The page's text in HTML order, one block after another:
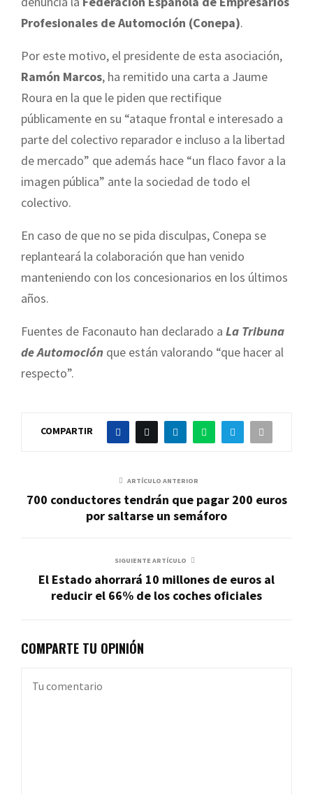
Profesionales de Automoción (Conepa).
Por este motivo, el presidente de esta asociación,
Ramón Marcos, ha remitido una carta a Jaume
Roura en la que le piden que rectifique
públicamente en su “ataque frontal e interesado a
parte del colectivo reparador e incluso a la libertad
de mercado” que además hace “un flaco favor a la
imagen pública” ante la sociedad de todo el
colectivo.
En caso de que no se pida disculpas, Conepa se
replanteará la colaboración que han venido
manteniendo con los concesionarios en los últimos
años.
Fuentes de Faconauto han declarado a La Tribuna
de Automoción que están valorando “que hacer al
respecto”.
COMPARTIR
ARTÍCULO ANTERIOR
700 conductores tendrán que pagar 200 euros
por saltarse un semáforo
SIGUIENTE ARTÍCULO
El Estado ahorrará 10 millones de euros al
reducir el 66% de los coches oficiales
COMPARTE TU OPINIÓN